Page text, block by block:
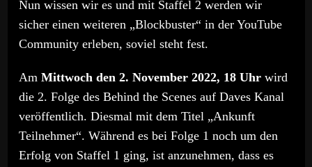
Nun wissen wir es und mit Staffel 2 werden wir
sicher einen weiteren „Blockbuster“ in der YouTube
Community erleben, soviel steht fest.
Am Mittwoch den 2. November 2022, 18 Uhr wird
die 2. Folge des Behind the Scenes auf Daves Kanal
veröffentlich. Diesmal mit dem Titel „Ankunft
Teilnehmer“. Während es bei Folge 1 noch um den
Erfolg von Staffel 1 ging, ist anzunehmen, dass es